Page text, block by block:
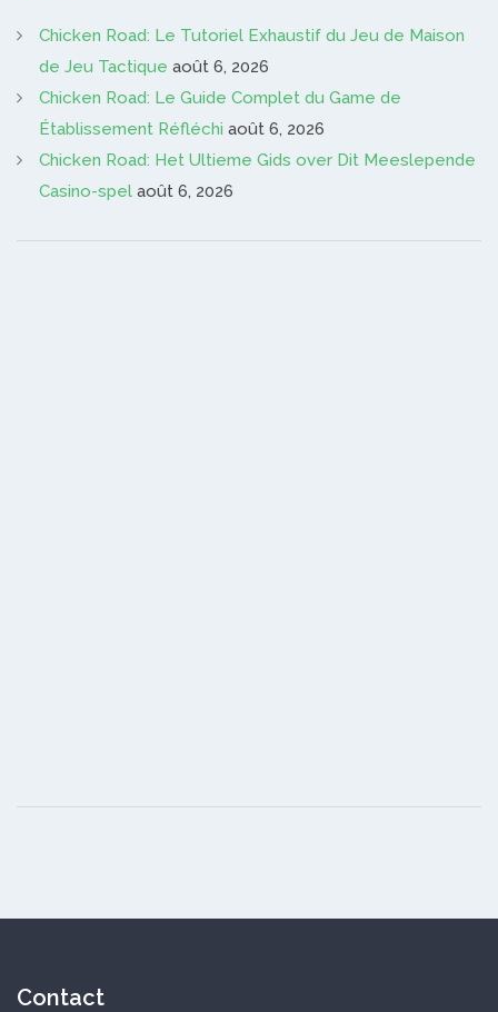
Chicken Road: Le Tutoriel Exhaustif du Jeu de Maison
de Jeu Tactique août 6, 2026
Chicken Road: Le Guide Complet du Game de
Établissement Réfléchi août 6, 2026
Chicken Road: Het Ultieme Gids over Dit Meeslepende
Casino-spel août 6, 2026
Contact